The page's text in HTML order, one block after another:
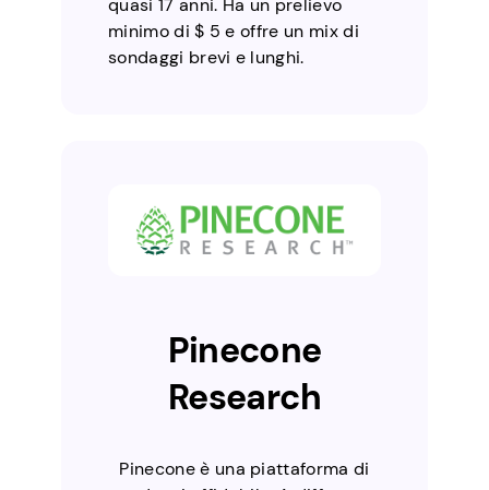
quasi 17 anni. Ha un prelievo
minimo di $ 5 e offre un mix di
sondaggi brevi e lunghi.
Pinecone
Research
Pinecone è una piattaforma di